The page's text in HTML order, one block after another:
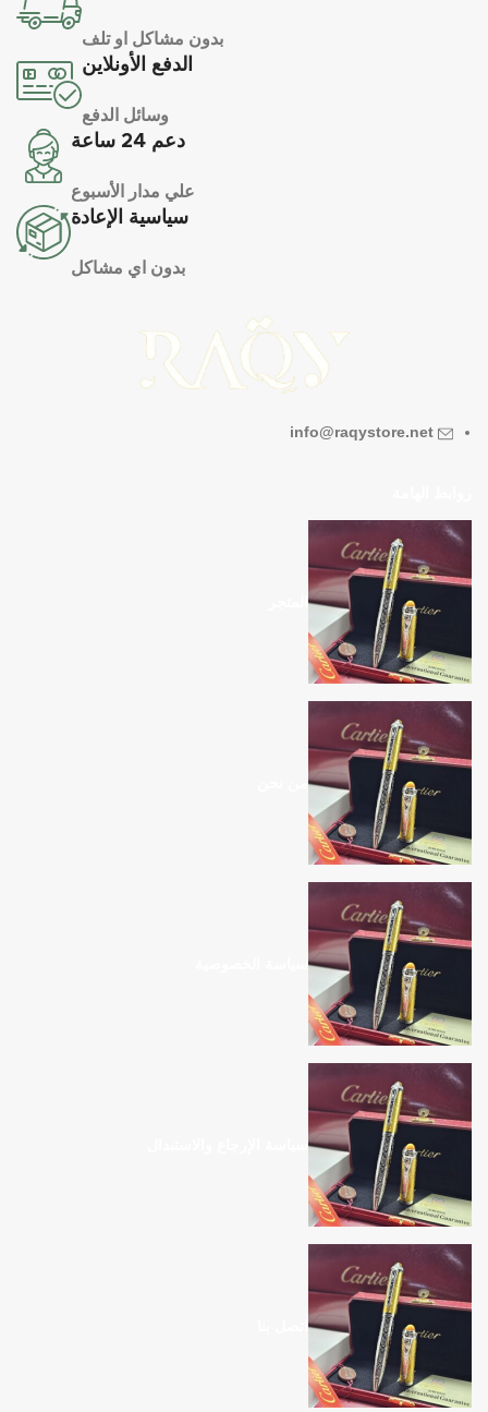
بدون مشاكل او تلف
الدفع الأونلاين
وسائل الدفع
دعم 24 ساعة
علي مدار الأسبوع
سياسية الإعادة
بدون اي مشاكل
info@raqystore.net